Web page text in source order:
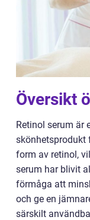
Översikt
Retinol serum är
skönhetsprodukt
form av retinol,
serum har blivit
förmåga att
och ge en
särskilt